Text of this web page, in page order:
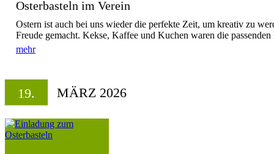
Osterbasteln im Verein
Ostern ist auch bei uns wieder die perfekte Zeit, um kreativ zu
Freude gemacht. Kekse, Kaffee und Kuchen waren die
mehr
19. MÄRZ 2026